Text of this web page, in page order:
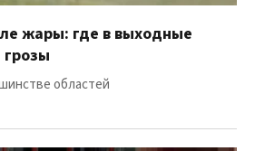
жары: где в выходные
областей